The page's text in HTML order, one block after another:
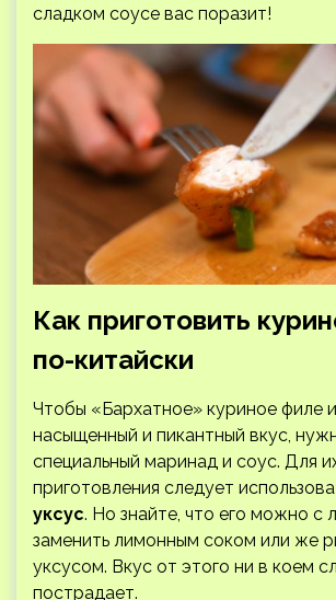
сладком соусе вас поразит!
Как приготовить
по-китайски
Чтобы «Бархатное» куриное филе
насыщенный и пикантный вкус,
специальный маринад и соус. Для
приготовления следует
уксус. Но знайте, что его можно с
заменить лимонным соком или же
уксусом. Вкус от этого ни в коем
пострадает.